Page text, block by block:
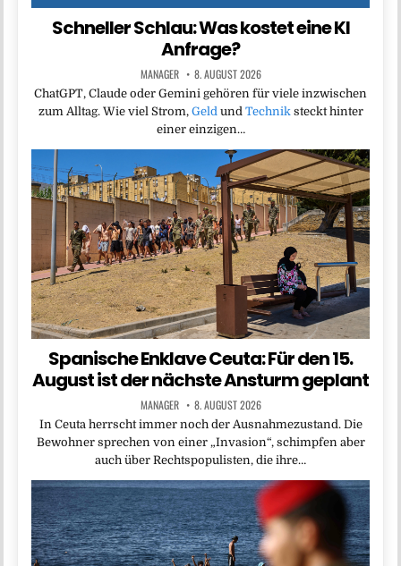
Schneller Schlau: Was kostet eine KI
Anfrage?
MANAGER 8. AUGUST 2026
ChatGPT, Claude oder Gemini gehören für viele inzwischen
zum Alltag. Wie viel Strom, Geld und Techniksteckt hinter
einer einzigen…
Spanische Enklave Ceuta: Für den 15.
August ist der nächste Ansturm geplant
MANAGER 8. AUGUST 2026
In Ceuta herrscht immer noch der Ausnahmezustand. Die
Bewohner sprechen von einer „Invasion“, schimpfen aber
auch über Rechtspopulisten, die ihre…